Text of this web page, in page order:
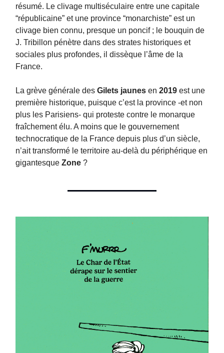
résumé. Le clivage multiséculaire entre une capitale
“républicaine” et une province “monarchiste” est un
clivage bien connu, presque un poncif ; le bouquin de
J. Tribillon pénètre dans des strates historiques et
sociales plus profondes, il dissèque l’âme de la
France.
La grève générale des Gilets jaunes en 2019 est une
première historique, puisque c’est la province -et non
plus les Parisiens- qui proteste contre le monarque
fraîchement élu. A moins que le gouvernement
technocratique de la France depuis plus d’un siècle,
n’ait transformé le territoire au-delà du périphérique en
gigantesque Zone ?